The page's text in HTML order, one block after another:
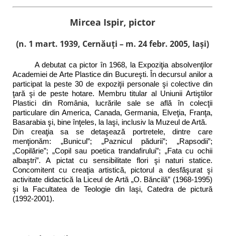
Mircea Ispir, pictor
(n. 1 mart. 1939, Cernăuţi – m. 24 febr. 2005, Iaşi)
A debutat ca pictor în 1968, la Expoziţia absolvenţilor
Academiei de Arte Plastice din Bucureşti. În decursul anilor a
participat la peste 30 de expoziţii personale şi colective din
ţară şi de peste hotare. Membru titular al Uniunii Artiştilor
Plastici din România, lucrările sale se află în colecţii
particulare din America, Canada, Germania, Elveţia, Franţa,
Basarabia şi, bine înţeles, la Iaşi, inclusiv la Muzeul de Artă.
Din creaţia sa se detaşează portretele, dintre care
menţionăm: „Bunicul”; „Paznicul pădurii”; „Rapsodii”;
„Copilărie”; „Copil sau poetica trandafirului”; „Fata cu ochii
albaştri”. A pictat cu sensibilitate flori şi naturi statice.
Concomitent cu creaţia artistică, pictorul a desfăşurat şi
activitate didactică la Liceul de Artă „O. Băncilă” (1968-1995)
şi la Facultatea de Teologie din Iaşi, Catedra de pictură
(1992-2001).